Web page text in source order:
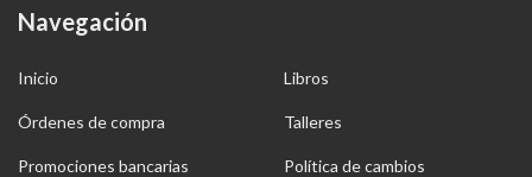
Navegación
Inicio Libros
Órdenes de compra Talleres
Promociones bancarias Política de cambios